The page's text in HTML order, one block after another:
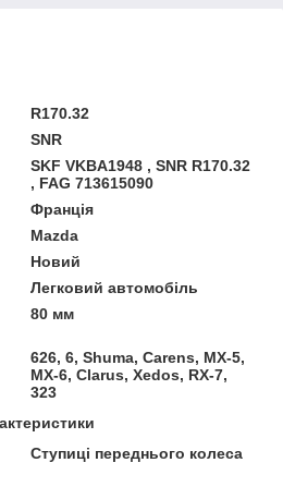
R170.32
SNR
SKF VKBA1948 , SNR R170.32
, FAG 713615090
Франція
Mazda
Новий
Легковий автомобіль
80 мм
626, 6, Shuma, Carens, MX-5,
MX-6, Clarus, Xedos, RX-7,
323
Ступиці переднього колеса